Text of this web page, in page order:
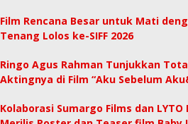
Film Rencana Besar untuk Mati
Tenang Lolos ke-SIFF 2026
Ringo Agus Rahman Tunjukkan
Aktingnya di Film “Aku Sebelum
Kolaborasi Sumargo Films dan LYTO